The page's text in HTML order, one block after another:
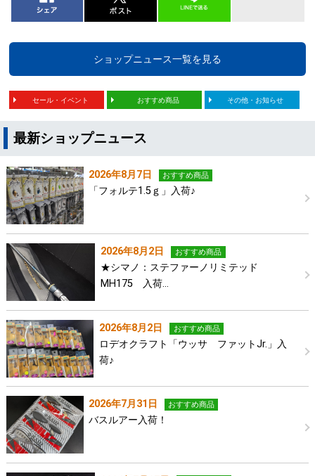
ショップニュース一覧を見る
セール・イベント おすすめ商品 その他・お知らせ
最新ショップニュース
2026年8月7日 おすすめ商品
「フォルテ1.5ｇ」入荷♪
2026年8月2日 おすすめ商品
★シマノ：ステファーノリミテッド
MH175 入荷…
2026年8月2日 おすすめ商品
ロデオクラフト「ウッサ ファットJr.」入
荷♪
2026年7月31日 おすすめ商品
バスルアー入荷！